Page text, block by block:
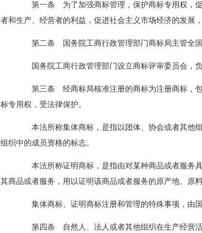
第一条 为了加强商标管理，保护商标专用权，促使
者和生产、经营者的利益，促进社会主义市场经济的发展
第二条 国务院工商行政管理部门商标局主管全国
国务院工商行政管理部门设立商标评审委员会，负
第三条 经商标局核准注册的商标为注册商标，包括
标专用权，受法律保护。
本法所称集体商标，是指以团体、协会或者其他组织
组织中的成员资格的标志。
本法所称证明商标，是指由对某种商品或者服务具有
其商品或者服务，用以证明该商品或者服务的原产地、原
集体商标、证明商标注册和管理的特殊事项，由国
第四条 自然人、法人或者其他组织在生产经营活动